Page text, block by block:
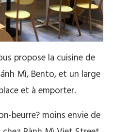
propose la cuisine de
Mì, Bento, et un large
et à emporter.
beurre? moins envie de